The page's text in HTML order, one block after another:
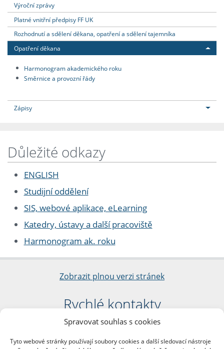
Spravovat souhlas s cookies
Tyto webové stránky používají soubory cookies a další sledovací nástroje
Výroční zprávy
Platné vnitřní předpisy FF UK
Rozhodnutí a sdělení děkana, opatření a sdělení tajemníka
Opatření děkana
Harmonogram akademického roku
Směrnice a provozní řády
Zápisy
Důležité odkazy
ENGLISH
Studijní oddělení
SIS, webové aplikace, eLearning
Katedry, ústavy a další pracoviště
Harmonogram ak. roku
Zobrazit plnou verzi stránek
Rychlé kontakty
Filozofická fakulta
nám. Jana Palacha 1/2